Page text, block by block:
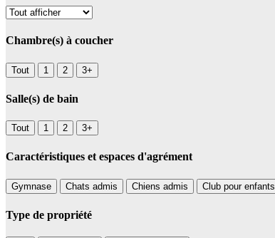
Chambre(s) à coucher
Tout 1 2 3+
Salle(s) de bain
Tout 1 2 3+
Caractéristiques et espaces d'agrément
Gymnase Chats admis Chiens admis Club pour enfants
Type de propriété